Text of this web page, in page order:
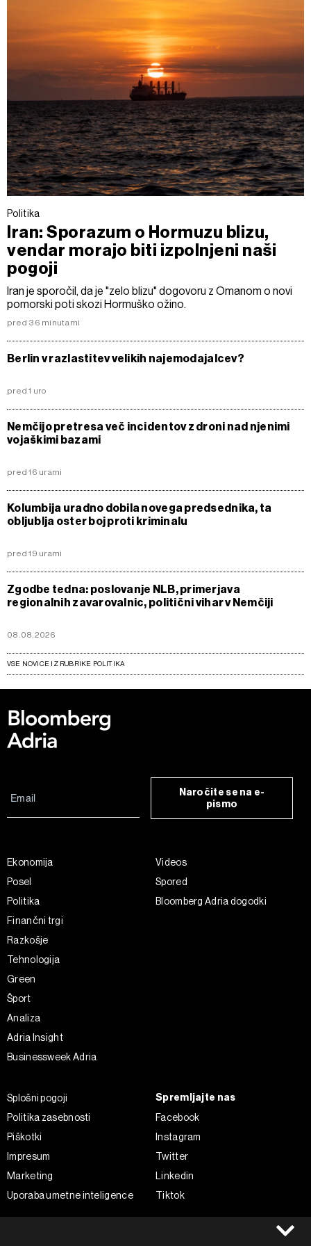
Politika
Iran: Sporazum o Hormuzu blizu,
vendar morajo biti izpolnjeni naši
pogoji
Iran je sporočil, da je "zelo blizu" dogovoru z Omanom o novi
pomorski poti skozi Hormuško ožino.
pred 36 minutami
Berlin v razlastitev velikih najemodajalcev?
pred 1 uro
Nemčijo pretresa več incidentov z droni nad njenimi
vojaškimi bazami
pred 16 urami
Kolumbija uradno dobila novega predsednika, ta
obljublja oster boj proti kriminalu
pred 19 urami
Zgodbe tedna: poslovanje NLB, primerjava
regionalnih zavarovalnic, politični vihar v Nemčiji
08.08.2026
VSE NOVICE IZ RUBRIKE POLITIKA
Naročite se na e-
pismo
Ekonomija
Posel
Politika
Finančni trgi
Razkošje
Tehnologija
Green
Šport
Analiza
Adria Insight
Businessweek Adria
Videos
Spored
Bloomberg Adria dogodki
Splošni pogoji
Politika zasebnosti
Piškotki
Impresum
Marketing
Uporaba umetne inteligence
Spremljajte nas
Facebook
Instagram
Twitter
Linkedin
Tiktok